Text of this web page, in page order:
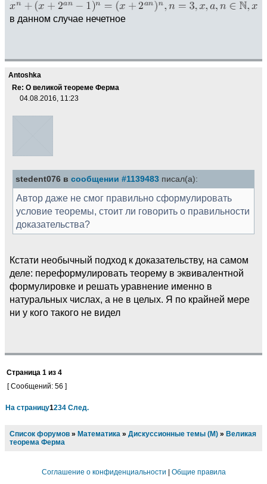
в данном случае нечетное
Antoshka
Re: О великой теореме Ферма
04.08.2016, 11:23
stedent076 в сообщении #1139483 писал(а):
Автор даже не смог правильно сформулировать
условие теоремы, стоит ли говорить о правильности
доказательства?
Кстати необычный подход к доказательству, на самом
деле: переформулировать теорему в эквивалентной
формулировке и решать уравнение именно в
натуральных числах, а не в целых. Я по крайней мере
ни у кого такого не видел
Страница 1 из 4
[ Сообщений: 56 ]
На страницу1234 След.
Список форумов » Математика » Дискуссионные темы (М) » Великая
теорема Ферма
Соглашение о конфиденциальности | Общие правила